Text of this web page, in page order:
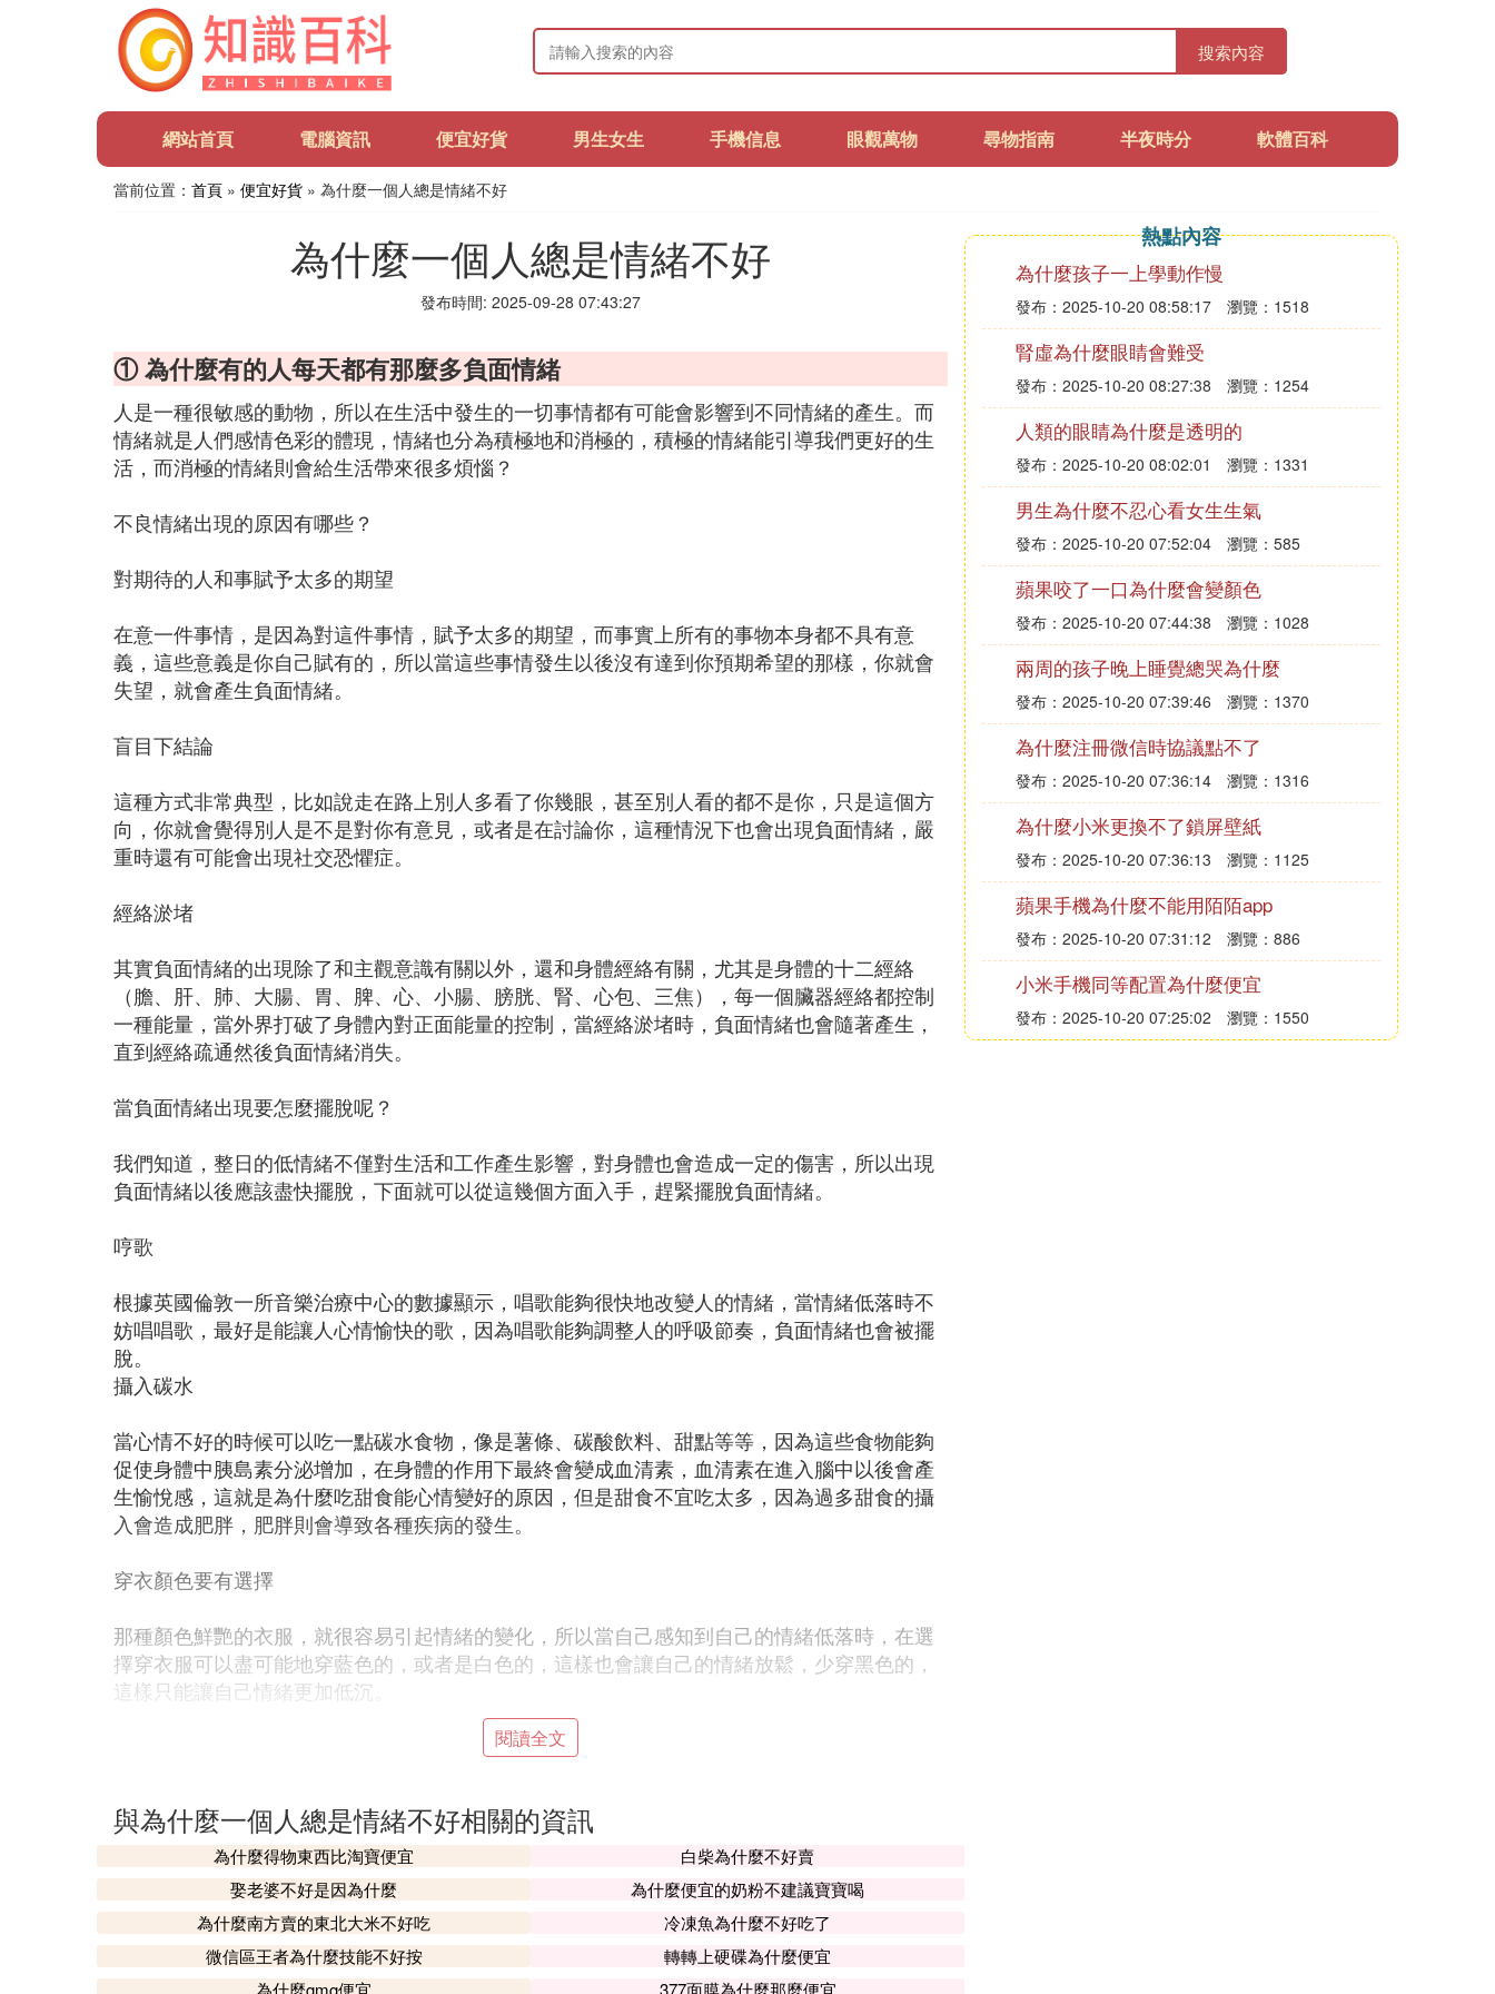
搜索內容
網站首頁 電腦資訊 便宜好貨 男生女生 手機信息 眼觀萬物 尋物指南 半夜時分 軟體百科
當前位置： 首頁 » 便宜好貨 » 為什麼一個人總是情緒不好
為什麼一個人總是情緒不好
發布時間: 2025-09-28 07:43:27
① 為什麼有的人每天都有那麼多負面情緒
人是一種很敏感的動物，所以在生活中發生的一切事情都有可能會影響到不同情緒的產生。而
情緒就是人們感情色彩的體現，情緒也分為積極地和消極的，積極的情緒能引導我們更好的生
活，而消極的情緒則會給生活帶來很多煩惱？
不良情緒出現的原因有哪些？
對期待的人和事賦予太多的期望
在意一件事情，是因為對這件事情，賦予太多的期望，而事實上所有的事物本身都不具有意
義，這些意義是你自己賦有的，所以當這些事情發生以後沒有達到你預期希望的那樣，你就會
失望，就會產生負面情緒。
盲目下結論
這種方式非常典型，比如說走在路上別人多看了你幾眼，甚至別人看的都不是你，只是這個方
向，你就會覺得別人是不是對你有意見，或者是在討論你，這種情況下也會出現負面情緒，嚴
重時還有可能會出現社交恐懼症。
經絡淤堵
其實負面情緒的出現除了和主觀意識有關以外，還和身體經絡有關，尤其是身體的十二經絡
（膽、肝、肺、大腸、胃、脾、心、小腸、膀胱、腎、心包、三焦），每一個臟器經絡都控制
一種能量，當外界打破了身體內對正面能量的控制，當經絡淤堵時，負面情緒也會隨著產生，
直到經絡疏通然後負面情緒消失。
當負面情緒出現要怎麼擺脫呢？
我們知道，整日的低情緒不僅對生活和工作產生影響，對身體也會造成一定的傷害，所以出現
負面情緒以後應該盡快擺脫，下面就可以從這幾個方面入手，趕緊擺脫負面情緒。
哼歌
根據英國倫敦一所音樂治療中心的數據顯示，唱歌能夠很快地改變人的情緒，當情緒低落時不
妨唱唱歌，最好是能讓人心情愉快的歌，因為唱歌能夠調整人的呼吸節奏，負面情緒也會被擺
脫。
攝入碳水
當心情不好的時候可以吃一點碳水食物，像是薯條、碳酸飲料、甜點等等，因為這些食物能夠
促使身體中胰島素分泌增加，在身體的作用下最終會變成血清素，血清素在進入腦中以後會產
生愉悅感，這就是為什麼吃甜食能心情變好的原因，但是甜食不宜吃太多，因為過多甜食的攝
入會造成肥胖，肥胖則會導致各種疾病的發生。
穿衣顏色要有選擇
那種顏色鮮艷的衣服，就很容易引起情緒的變化，所以當自己感知到自己的情緒低落時，在選
擇穿衣服可以盡可能地穿藍色的，或者是白色的，這樣也會讓自己的情緒放鬆，少穿黑色的，
這樣只能讓自己情緒更加低沉。
想要保證負面情緒的消失，最好保證充足睡眠，因為睡眠的不充足也會造成情緒上的不穩定。
正常情況下，我的睡眠時間應該是在7-8小時左右，休息時間足夠的同時還要保證作息規律，就
是每天能夠在同一時間入睡和起床，這樣在第二天的時候精力才能更加充沛，也不會有負面情
緒的出現。
② 為什麼每隔一段時間心情就會特別糟糕，煩躁呢，不知道大家有沒有這樣
的情緒
閱讀全文
與為什麼一個人總是情緒不好相關的資訊
為什麼得物東西比淘寶便宜
白柴為什麼不好賣
娶老婆不好是因為什麼
為什麼便宜的奶粉不建議寶寶喝
為什麼南方賣的東北大米不好吃
冷凍魚為什麼不好吃了
微信區王者為什麼技能不好按
轉轉上硬碟為什麼便宜
為什麼gmg便宜
377面膜為什麼那麼便宜
熱點內容
為什麼孩子一上學動作慢
發布：2025-10-20 08:58:17 瀏覽：1518
腎虛為什麼眼睛會難受
發布：2025-10-20 08:27:38 瀏覽：1254
人類的眼睛為什麼是透明的
發布：2025-10-20 08:02:01 瀏覽：1331
男生為什麼不忍心看女生生氣
發布：2025-10-20 07:52:04 瀏覽：585
蘋果咬了一口為什麼會變顏色
發布：2025-10-20 07:44:38 瀏覽：1028
兩周的孩子晚上睡覺總哭為什麼
發布：2025-10-20 07:39:46 瀏覽：1370
為什麼注冊微信時協議點不了
發布：2025-10-20 07:36:14 瀏覽：1316
為什麼小米更換不了鎖屏壁紙
發布：2025-10-20 07:36:13 瀏覽：1125
蘋果手機為什麼不能用陌陌app
發布：2025-10-20 07:31:12 瀏覽：886
小米手機同等配置為什麼便宜
發布：2025-10-20 07:25:02 瀏覽：1550